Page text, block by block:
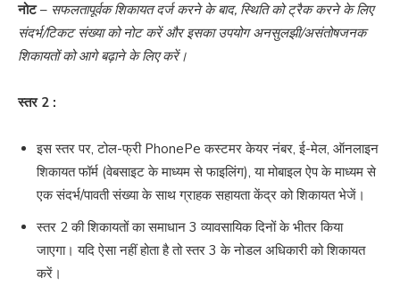
नोट– सफलतापूर्वक शिकायत दर्ज करने के बाद, स्थिति को ट्रैक करने के लिए
संदर्भ/टिकट संख्या को नोट करें और इसका उपयोग अनसुलझी/असंतोषजनक
शिकायतों को आगे बढ़ाने के लिए करें।
स्तर 2 :
इस स्तर पर, टोल-फ्री PhonePe कस्टमर केयर नंबर, ई-मेल, ऑनलाइन
शिकायत फॉर्म (वेबसाइट के माध्यम से फाइलिंग), या मोबाइल ऐप के माध्यम से
एक संदर्भ/पावती संख्या के साथ ग्राहक सहायता केंद्र को शिकायत भेजें।
स्तर 2 की शिकायतों का समाधान 3 व्यावसायिक दिनों के भीतर किया
जाएगा। यदि ऐसा नहीं होता है तो स्तर 3 के नोडल अधिकारी को शिकायत
करें।